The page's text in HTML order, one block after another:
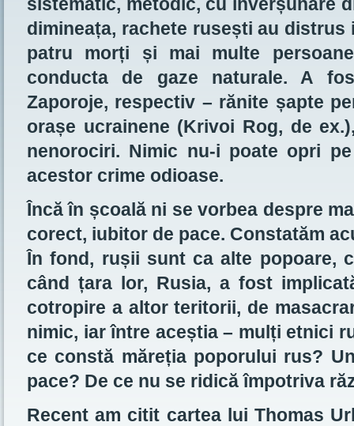
dimineața, rachete rusești au distrus
patru morți și mai multe
conducta de gaze naturale. A
Zaporoje, respectiv – rănite șapte
orașe ucrainene (Krivoi Rog, de
nenorociri. Nimic nu-i poate opri
acestor crime odioase.
Încă în școală ni se vorbea despre
corect, iubitor de pace. Constatăm
În fond, rușii sunt ca alte popoare,
când țara lor, Rusia, a fost
cotropire a altor teritorii, de
nimic, iar între aceștia – mulți etnici
ce constă măreția poporului rus?
pace? De ce nu se ridică împotriva
Recent am citit cartea lui Thomas